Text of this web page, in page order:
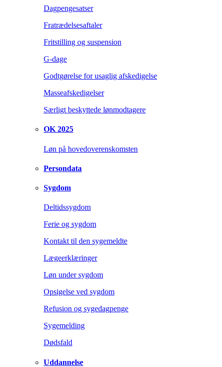
Dagpengesatser
Fratrædelsesaftaler
Fritstilling og suspension
G-dage
Godtgørelse for usaglig afskedigelse
Masseafskedigelser
Særligt beskyttede lønmodtagere
OK 2025
Løn på hovedoverenskomsten
Persondata
Sygdom
Deltidssygdom
Ferie og sygdom
Kontakt til den sygemeldte
Lægeerklæringer
Løn under sygdom
Opsigelse ved sygdom
Refusion og sygedagpenge
Sygemelding
Dødsfald
Uddannelse